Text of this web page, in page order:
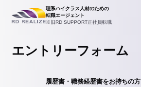
理系ハイクラス人材のための
転職エージェント
※旧RD SUPPORT正社員転職
エントリーフォーム
履歴書・職務経歴書をお持ちの方